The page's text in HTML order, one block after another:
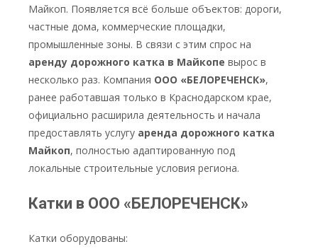
Майкоп. Появляется всё больше объектов: дороги,
частные дома, коммерческие площадки,
промышленные зоны. В связи с этим спрос на
аренду дорожного катка в Майкопе вырос в
несколько раз. Компания ООО «БЕЛОРЕЧЕНСК»,
ранее работавшая только в Краснодарском крае,
официально расширила деятельность и начала
предоставлять услугу аренда дорожного катка
Майкоп, полностью адаптированную под
локальные строительные условия региона.
Катки в ООО «БЕЛОРЕЧЕНСК»
Катки оборудованы: